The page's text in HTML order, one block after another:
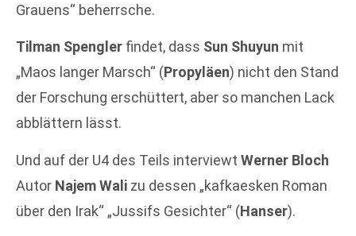
Grauens“ beherrsche.
Tilman Spengler findet, dass Sun Shuyun mit
„Maos langer Marsch“ (Propyläen) nicht den Stand
der Forschung erschüttert, aber so manchen Lack
abblättern lässt.
Und auf der U4 des Teils interviewt Werner Bloch
Autor Najem Wali zu dessen „kafkaesken Roman
über den Irak“ „Jussifs Gesichter“ (Hanser).